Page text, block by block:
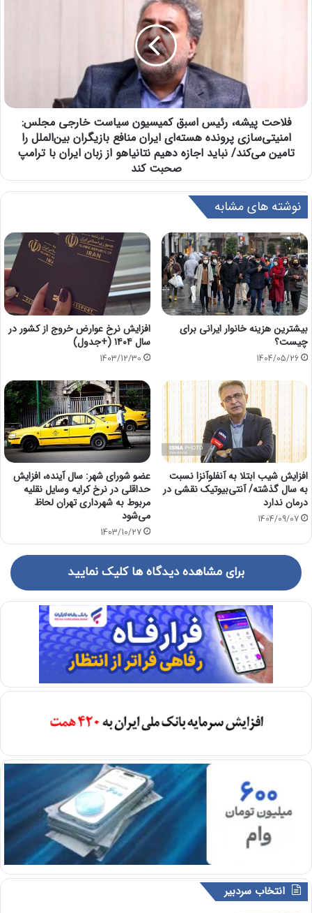
فلاحت پیشه، رئیس اسبق کمیسیون سیاست خارجی مجلس:
امنیتی‌سازی پرونده هسته‌ای ایران منافع بازیگران بین‌الملل را
تامین می‌کند/ نباید اجازه دهیم نتانیاهو از زبان ایران با ترامپ
صحبت کند
نوشته های مشابه
بیشترین هزینه خانوار ایرانی برای
چیست؟
1404/05/26
افزایش نرخ عوارض خروج از کشور در
سال ۱۴۰۴ (+جدول)
1403/12/30
افزایش شیب ابتلا به آنفلوآنزا نسبت
به سال گذشته/ آنتی‌بیوتیک‌ نقشی در
درمان ندارد
1404/09/07
عضو شورای شهر: سال آینده، افزایش
حداقلی در نرخ کرایه وسایل نقلیه
مربوط به شهرداری تهران لحاظ
می‌شود
1403/10/27
برای مشاهده دیدگاه ها کلیک نمایید
انتخاب سردبیر